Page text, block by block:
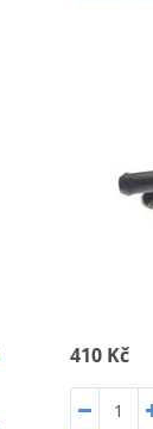
410 Kč